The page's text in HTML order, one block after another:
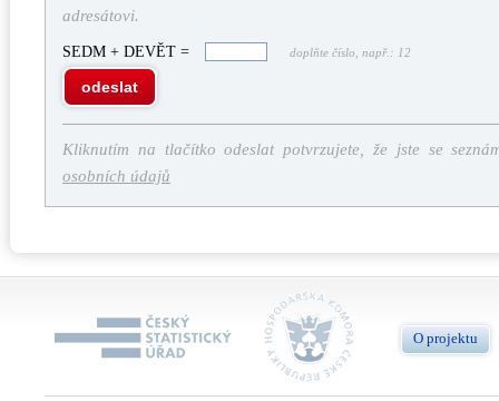
adresátovi.
SEDM + DEVĚT = doplňte číslo, např.: 12
odeslat
Kliknutím na tlačítko odeslat potvrzujete, že jste se
osobních údajů
O projektu